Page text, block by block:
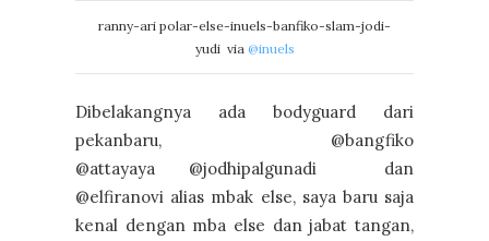
ranny-ari polar-else-inuels-banfiko-slam-jodi-
yudi via @inuels
Dibelakangnya ada bodyguard dari
pekanbaru, @bangfiko
@attayaya @jodhipalgunadi dan
@elfiranovi alias mbak else, saya baru saja
kenal dengan mba else dan jabat tangan,